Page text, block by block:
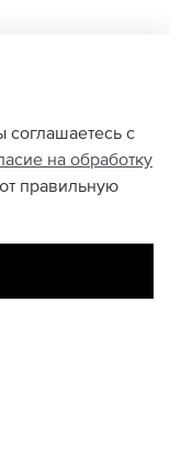
соглашаетесь с
на обработку
правильную